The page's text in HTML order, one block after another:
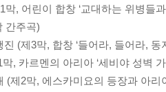
막, 어린이 합창 ‘교대하는 위병들과
간주곡)
(제3막, 합창 ‘들어라, 들어라, 동
, 카르멘의 아리아 ‘세비야 성벽
(제2막, 에스카미요의 등장과 아